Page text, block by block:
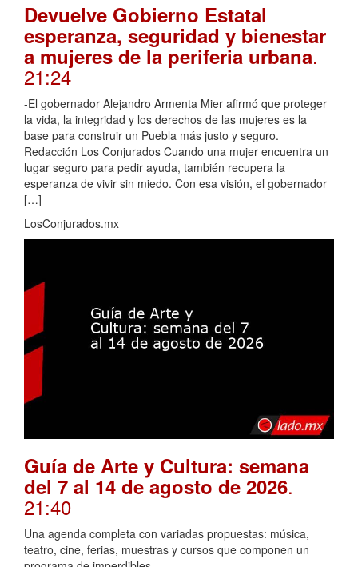
Devuelve Gobierno Estatal
esperanza, seguridad y bienestar
a mujeres de la periferia urbana.
21:24
-El gobernador Alejandro Armenta Mier afirmó que proteger
la vida, la integridad y los derechos de las mujeres es la
base para construir un Puebla más justo y seguro.
Redacción Los Conjurados Cuando una mujer encuentra un
lugar seguro para pedir ayuda, también recupera la
esperanza de vivir sin miedo. Con esa visión, el gobernador
[…]
LosConjurados.mx
Guía de Arte y Cultura: semana
del 7 al 14 de agosto de 2026.
21:40
Una agenda completa con variadas propuestas: música,
teatro, cine, ferias, muestras y cursos que componen un